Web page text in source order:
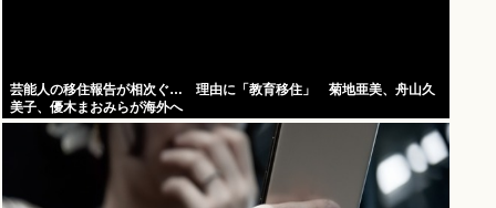
芸能人の移住報告が相次ぐ… 理由に「教育移住」 菊地亜美、舟山久
美子、優木まおみらが海外へ